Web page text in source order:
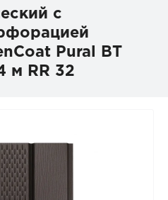
с
Pural BT
м RR 32